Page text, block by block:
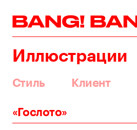
Иллюстрации
Стиль Клиент
«Гослото»